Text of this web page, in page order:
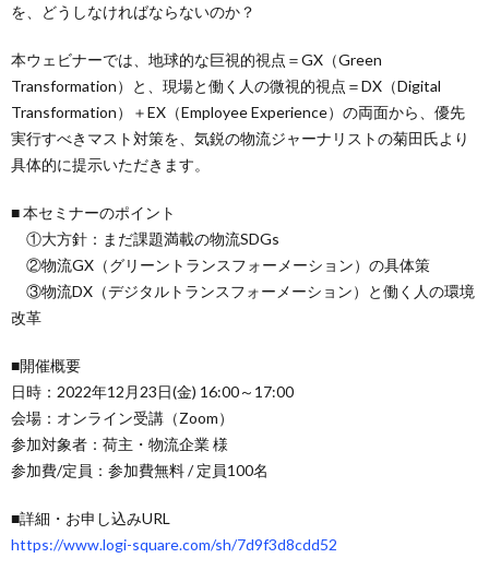
を、どうしなければならないのか？
本ウェビナーでは、地球的な巨視的視点＝GX（Green
Transformation）と、現場と働く人の微視的視点＝DX（Digital
Transformation）＋EX（Employee Experience）の両面から、優先
実行すべきマスト対策を、気鋭の物流ジャーナリストの菊田氏より
具体的に提示いただきます。
■ 本セミナーのポイント
①大方針：まだ課題満載の物流SDGs
②物流GX（グリーントランスフォーメーション）の具体策
③物流DX（デジタルトランスフォーメーション）と働く人の環境
改革
■開催概要
日時：2022年12月23日(金) 16:00～17:00
会場：オンライン受講（Zoom）
参加対象者：荷主・物流企業 様
参加費/定員：参加費無料 / 定員100名
■詳細・お申し込みURL
https://www.logi-square.com/sh/7d9f3d8cdd52